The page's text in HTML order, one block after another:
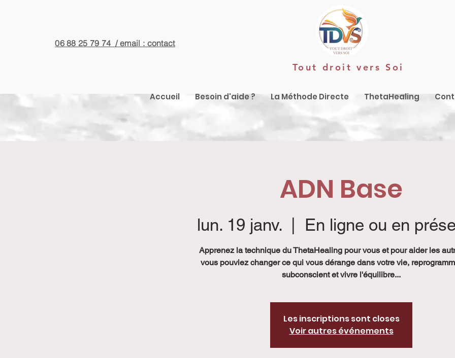
06 88 25 79 74 / email : contact
Tout droit vers Soi
Accueil Besoin d'aide ? La Méthode Directe ThetaHealing
ADN Base
lun. 19 janv.
  |
En ligne ou en
Apprenez la technique du ThetaHealing pour vous et pour aider les
vous pouviez changer ce qui vous dérange dans votre vie,
subconscient et vivre l'équilibre...
Les inscriptions sont closes
Voir autres événements